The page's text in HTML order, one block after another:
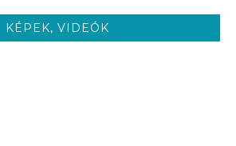
KÉPEK, VIDEÓK